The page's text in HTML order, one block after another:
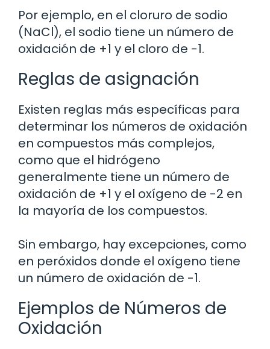
Por ejemplo, en el cloruro de sodio
(NaCl), el sodio tiene un número de
oxidación de +1 y el cloro de -1.
Reglas de asignación
Existen reglas más específicas para
determinar los números de oxidación
en compuestos más complejos,
como que el hidrógeno
generalmente tiene un número de
oxidación de +1 y el oxígeno de -2 en
la mayoría de los compuestos.
Sin embargo, hay excepciones, como
en peróxidos donde el oxígeno tiene
un número de oxidación de -1.
Ejemplos de Números de
Oxidación